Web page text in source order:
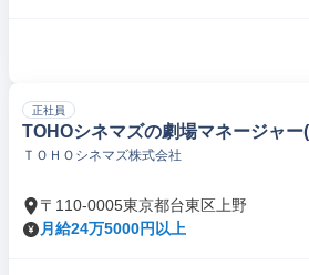
正社員
TOHOシネマズの劇場マネージャー
ＴＯＨＯシネマズ株式会社
〒110-0005東京都台東区上野
月給24万5000円以上